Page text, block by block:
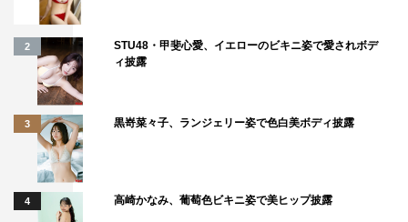
2
STU48・甲斐心愛、イエローのビキニ姿で愛されボデ
ィ披露
3 黒嵜菜々子、ランジェリー姿で色白美ボディ披露
4 高崎かなみ、葡萄色ビキニ姿で美ヒップ披露